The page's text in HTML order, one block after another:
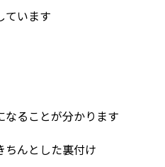
ています
なることが分かります
ちんとした裏付け